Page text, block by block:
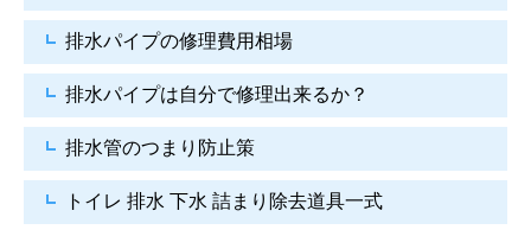
排水パイプの修理費用相場
排水パイプは自分で修理出来るか？
排水管のつまり防止策
トイレ 排水 下水 詰まり除去道具一式